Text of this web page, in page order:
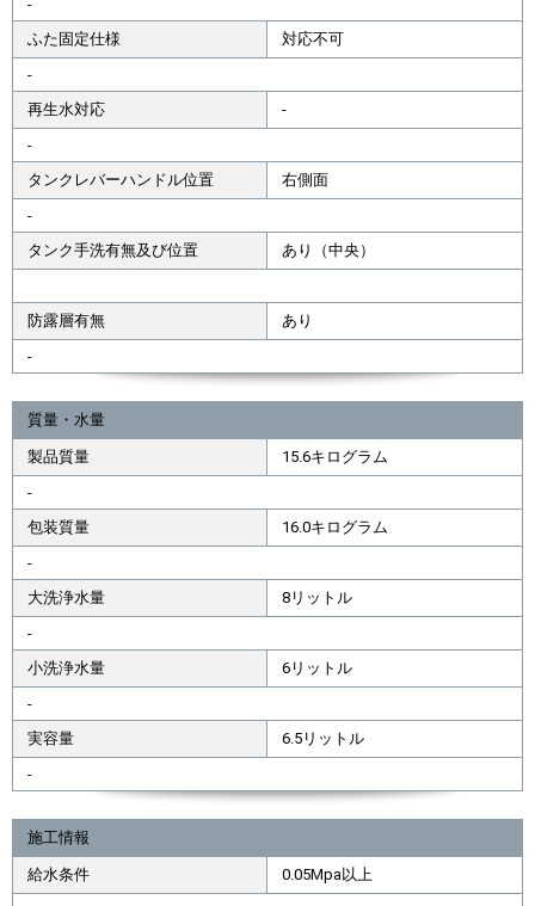
-
ふた固定仕様
対応不可
-
再生水対応
-
-
タンクレバーハンドル位置
右側面
-
タンク手洗有無及び位置
あり（中央）
防露層有無
あり
-
質量・水量
製品質量
15.6キログラム
-
包装質量
16.0キログラム
-
大洗浄水量
8リットル
-
小洗浄水量
6リットル
-
実容量
6.5リットル
-
施工情報
給水条件
0.05Mpa以上